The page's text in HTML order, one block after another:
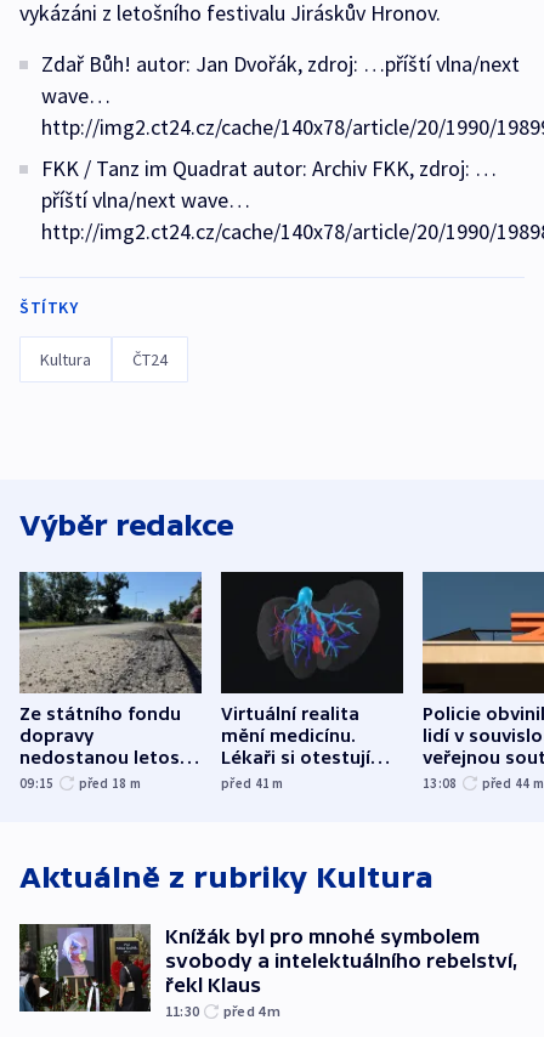
vykázáni z letošního festivalu Jiráskův Hronov.
Zdař Bůh! autor: Jan Dvořák, zdroj: …příští vlna/next
wave…
http://img2.ct24.cz/cache/140x78/article/20/1990/
FKK / Tanz im Quadrat autor: Archiv FKK, zdroj: …
příští vlna/next wave…
http://img2.ct24.cz/cache/140x78/article/20/1990/
ŠTÍTKY
Kultura ČT24
Výběr redakce
Ze státního fondu
dopravy
nedostanou letos
kraje na silnice ani
09:15 před 18 m
Virtuální realita
mění medicínu.
Lékaři si otestují
každý řez, říká
před 41m
Policie
lidí v
veřejnou
Správy
13:08 před 44 m
Aktuálně z rubriky Kultura
Knížák byl pro mnohé symbolem
svobody a intelektuálního rebelství,
řekl Klaus
11:30 před 4m